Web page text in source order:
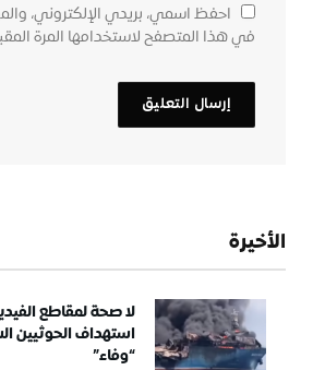
احفظ اسمي، بريدي الإلكتروني،
في هذا المتصفح لاستخدامها المرة
الأخيرة
لا صحة لمقاطع
استهداف الحوثيين
“وفاء”